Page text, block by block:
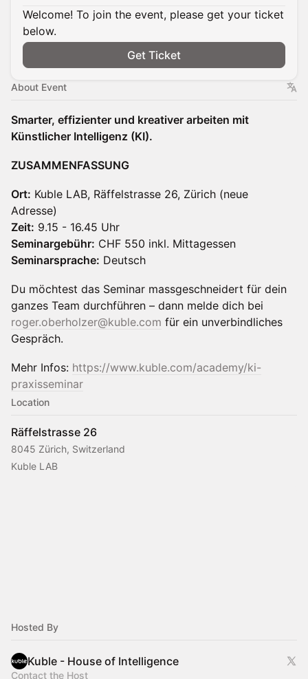
Welcome! To join the event, please get your ticket
below.
Get Ticket
About Event
Smarter, effizienter und kreativer arbeiten mit
Künstlicher Intelligenz (KI).
ZUSAMMENFASSUNG
Ort: Kuble LAB, Räffelstrasse 26, Zürich (neue
Adresse)
Zeit: 9.15 - 16.45 Uhr
Seminargebühr: CHF 550 inkl. Mittagessen
Seminarsprache: Deutsch
Du möchtest das Seminar massgeschneidert für dein
ganzes Team durchführen – dann melde dich bei
roger.oberholzer@kuble.com für ein unverbindliches
Gespräch.
Mehr Infos: https://www.kuble.com/academy/ki-
praxisseminar
Location
Räffelstrasse 26
8045 Zürich, Switzerland
Kuble LAB
Hosted By
Kuble - House of Intelligence
Contact the Host